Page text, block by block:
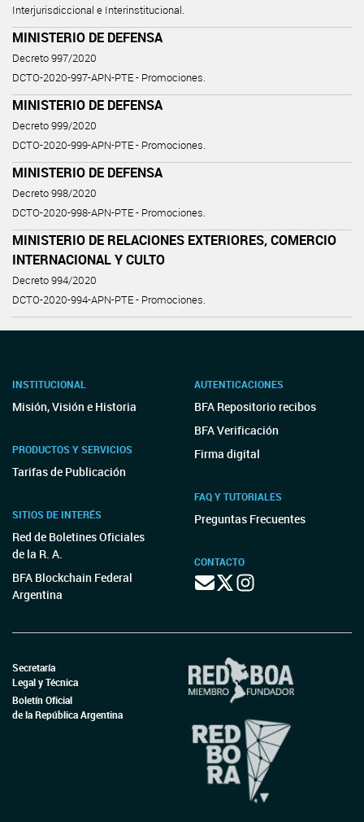
Interjurisdiccional e Interinstitucional.
MINISTERIO DE DEFENSA
Decreto 997/2020
DCTO-2020-997-APN-PTE - Promociones.
MINISTERIO DE DEFENSA
Decreto 999/2020
DCTO-2020-999-APN-PTE - Promociones.
MINISTERIO DE DEFENSA
Decreto 998/2020
DCTO-2020-998-APN-PTE - Promociones.
MINISTERIO DE RELACIONES EXTERIORES, COMERCIO
INTERNACIONAL Y CULTO
Decreto 994/2020
DCTO-2020-994-APN-PTE - Promociones.
INSTITUCIONAL
Misión, Visión e Historia
PRODUCTOS Y SERVICIOS
Tarifas de Publicación
SITIOS DE INTERÉS
Red de Boletines Oficiales
de la R. A.
BFA Blockchain Federal
Argentina
AUTENTICACIONES
BFA Repositorio recibos
BFA Verificación
Firma digital
FAQ Y TUTORIALES
Preguntas Frecuentes
CONTACTO
Secretaría
Legal y Técnica
Boletín Oficial
de la República Argentina